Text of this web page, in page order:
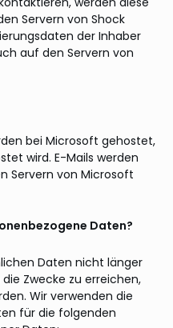
Servern von Shock
der Inhaber
auf den Servern von
bei Microsoft gehostet,
wird. E-Mails werden
Servern von Microsoft
Daten?
Daten nicht länger
Zwecke zu erreichen,
Wir verwenden die
für die folgenden